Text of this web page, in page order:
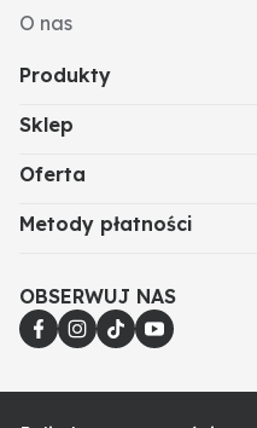
O nas
Produkty
Sklep
Oferta
Metody płatności
OBSERWUJ NAS